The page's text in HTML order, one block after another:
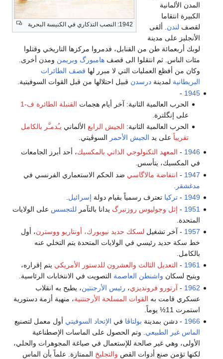
1942: النصب التذكاري في الكنيسة البحرية
المدن الألمانية
الكبيرة انتقاما
لقصف لندن . ألقى
الأنجليز على مدينة
لوبك أربعمائة طن من القنابل، فدمروا مركزها التاريخي وقتلوا
مئات الناس. ثم انتقلوا الى قصفهامبورگ وبريمن ومدن أخرى.
وكان من أفظع العمليات التي لا مبرر لها قصف الطائرات
البريطانية لمدينةدرسدن قبيل احتلالها من قبل القوات السوفيتية.
1945
-
الحرب العالمية الثانية: آخر أيام هجمات القنبلة الطائرة ف-1
على إنگلترة.
الحرب العالمية الثانية: الجيش الرابعالألماني يـُدمـَّر بالكامل
تقريباً على يد الجيش الأحمر السوڤيتي.
1946
- المعهد التكنولوجي الذاتي بالمكسيك، أحد أبرز الجامعات
في المكسيك، يتأسس.
1947
- انتفاضة مالاگاسي ضد الحكم الاستعماري الفرنسي في
مدغشقر
1949
-تركيا تعترف رسمياً بقيام دولة إسرائيل.
1951
- إثل وجوليوس روزنبرگ يدانا بالتآمر للتجسس على الولايات
المتحدة.
1957 - آخر تشغيل لسكك حديد نيويورك، أونتاريو ووسترن، أول
خط سكة حديد رئيسي في الولايات المتحدة يتم التخلي عنه
بالكامل.
1961
- التعديل الثالث والعشرون للدستور الأمريكي يتم إقراره،
ويتيح لسكان واشنطن العاصمة التصويت في الانتخابات الرئاسية.
1962
- آرتورو فرونديزي، رئيس الأرجنتين، يطيح به انقلاب
عسكري قامت به القوات المسلحة الأرجنتنية، منهية أزمة دستورية
استمرت 11½ يوماً.
1966 - دشن بمدينة بولتاڤا في الإتحاد السوفيتي أول معمل لتصنيع
الماس غير الطبيعي . وتم الحصول على الماسات الإصطناعية
الأولى، وهي غير صالحة للإستعمال في صياغة المجوهرات والحلي،
لكنها تؤمن صنع أدوات القص والتجليخ الممتازة. علماً بأن الماس